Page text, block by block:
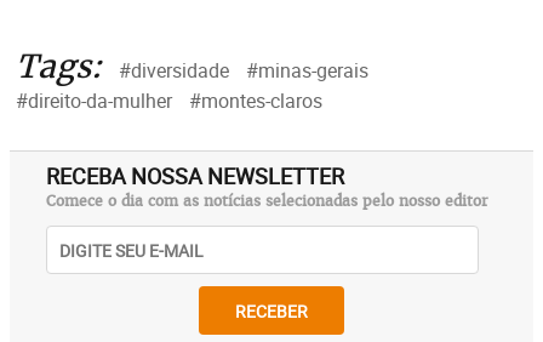
Tags: #diversidade
#minas-gerais
#direito-da-mulher
#montes-claros
RECEBA NOSSA NEWSLETTER
Comece o dia com as notícias selecionadas pelo nosso editor
RECEBER